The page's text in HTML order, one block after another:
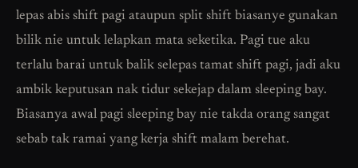
lepas abis shift pagi ataupun split shift biasanye gunakan
bilik nie untuk lelapkan mata seketika. Pagi tue aku
terlalu barai untuk balik selepas tamat shift pagi, jadi aku
ambik keputusan nak tidur sekejap dalam sleeping bay.
Biasanya awal pagi sleeping bay nie takda orang sangat
sebab tak ramai yang kerja shift malam berehat.